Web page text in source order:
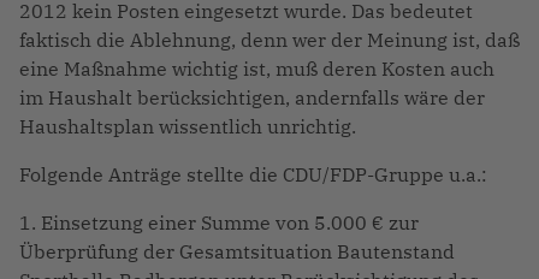
2012 kein Posten eingesetzt wurde. Das bedeutet
faktisch die Ablehnung, denn wer der Meinung ist, daß
eine Maßnahme wichtig ist, muß deren Kosten auch
im Haushalt berücksichtigen, andernfalls wäre der
Haushaltsplan wissentlich unrichtig.
Folgende Anträge stellte die CDU/FDP-Gruppe u.a.:
1. Einsetzung einer Summe von 5.000 € zur
Überprüfung der Gesamtsituation Bautenstand